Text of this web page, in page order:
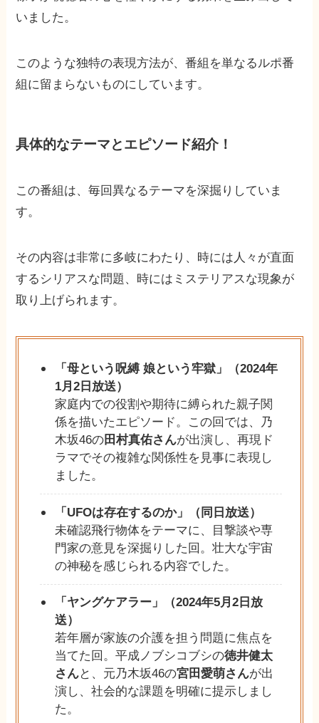
いました。
このような独特の表現方法が、番組を単なるルポ番
組に留まらないものにしています。
具体的なテーマとエピソード紹介！
この番組は、毎回異なるテーマを深掘りしていま
す。
その内容は非常に多岐にわたり、時には人々が直面
するシリアスな問題、時にはミステリアスな現象が
取り上げられます。
「母という呪縛 娘という牢獄」（2024年
1月2日放送）
家庭内での役割や期待に縛られた親子関
係を描いたエピソード。この回では、乃
木坂46の田村真佑さんが出演し、再現ド
ラマでその複雑な関係性を見事に表現し
ました。
「UFOは存在するのか」（同日放送）
未確認飛行物体をテーマに、目撃談や専
門家の意見を深掘りした回。壮大な宇宙
の神秘を感じられる内容でした。
「ヤングケアラー」（2024年5月2日放
送）
若年層が家族の介護を担う問題に焦点を
当てた回。平成ノブシコブシの徳井健太
さんと、元乃木坂46の宮田愛萌さんが出
演し、社会的な課題を明確に提示しまし
た。